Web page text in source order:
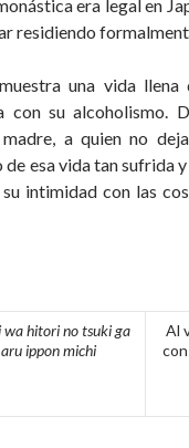
era legal en
residiendo
una vida
con su alcoholismo.
a quien no
de esa vida tan sufrida
intimidad con las
wa hitori no tsuki ga
aru ippon michi
Al